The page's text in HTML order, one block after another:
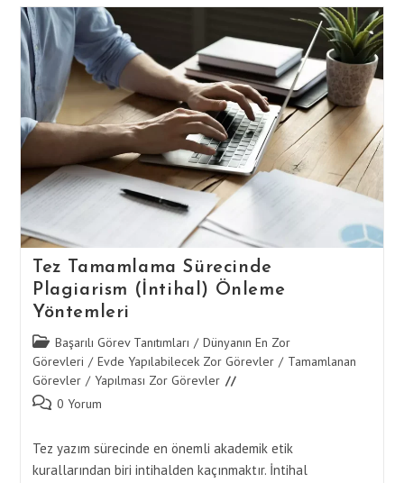
Kurallarını
Tamamlama
Tez Tamamlama Sürecinde
Plagiarism (İntihal) Önleme
Yöntemleri
Post
category:
Başarılı Görev Tanıtımları / Dünyanın En Zor
Görevleri / Evde Yapılabilecek Zor Görevler / Tamamlanan
Görevler / Yapılması Zor Görevler
Post 0 Yorum
Tez yazım sürecinde en önemli akademik etik
kurallarından biri intihalden kaçınmaktır. İntihal